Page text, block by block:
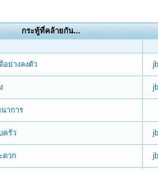
กระทู้ที่คล้ายกัน...
ย่างลงตัว
าการ
ครัว
ดวก